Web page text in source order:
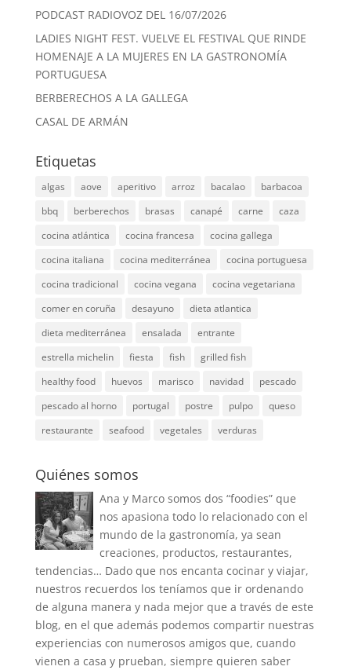
PODCAST RADIOVOZ DEL 16/07/2026
LADIES NIGHT FEST. VUELVE EL FESTIVAL QUE RINDE
HOMENAJE A LA MUJERES EN LA GASTRONOMÍA
PORTUGUESA
BERBERECHOS A LA GALLEGA
CASAL DE ARMÁN
Etiquetas
algas aove aperitivo arroz bacalao
barbacoa
bbq
berberechos brasas canapé carne
caza
cocina atlántica
cocina francesa
cocina gallega
cocina italiana
cocina mediterránea
cocina portuguesa
cocina tradicional
cocina vegana
cocina vegetariana
comer en coruña
desayuno
dieta atlantica
dieta mediterránea
ensalada
entrante
estrella michelin
fiesta fish
grilled fish
healthy food
huevos marisco navidad
pescado
pescado al horno
portugal postre pulpo
queso
restaurante
seafood vegetales verduras
Quiénes somos
Ana y Marco somos dos “foodies” que
nos apasiona todo lo relacionado con el
mundo de la gastronomía, ya sean
creaciones, productos, restaurantes,
tendencias… Dado que nos encanta cocinar y viajar,
nuestros recuerdos los teníamos que ir ordenando
de alguna manera y nada mejor que a través de este
blog, en el que además podemos compartir nuestras
experiencias con numerosos amigos que, cuando
vienen a casa y prueban, siempre quieren saber